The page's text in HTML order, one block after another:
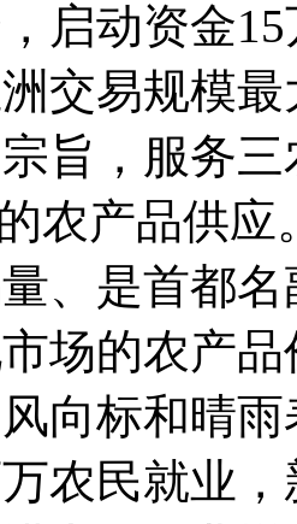
启动资金
交易规模
旨，服务
农产品供
、是首都
场的农产
向标和晴
农民就业